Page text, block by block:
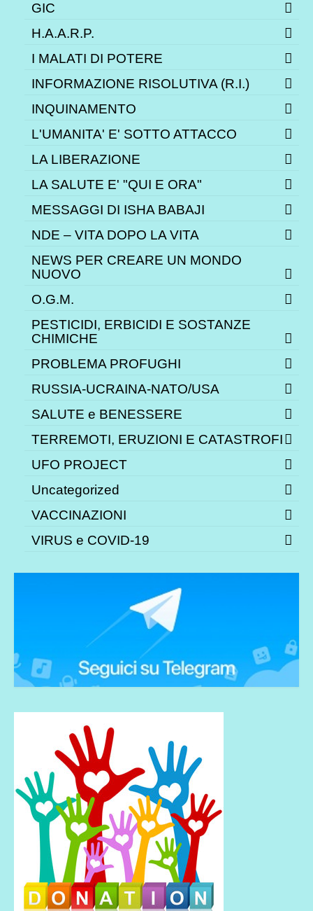
GIC
H.A.A.R.P.
I MALATI DI POTERE
INFORMAZIONE RISOLUTIVA (R.I.)
INQUINAMENTO
L'UMANITA' E' SOTTO ATTACCO
LA LIBERAZIONE
LA SALUTE E' "QUI E ORA"
MESSAGGI DI ISHA BABAJI
NDE – VITA DOPO LA VITA
NEWS PER CREARE UN MONDO
NUOVO
O.G.M.
PESTICIDI, ERBICIDI E SOSTANZE
CHIMICHE
PROBLEMA PROFUGHI
RUSSIA-UCRAINA-NATO/USA
SALUTE e BENESSERE
TERREMOTI, ERUZIONI E CATASTROFI
UFO PROJECT
Uncategorized
VACCINAZIONI
VIRUS e COVID-19